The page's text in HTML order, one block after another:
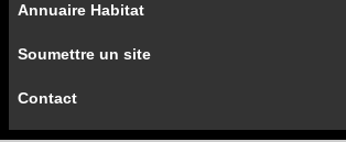
Annuaire Habitat
Soumettre un site
Contact